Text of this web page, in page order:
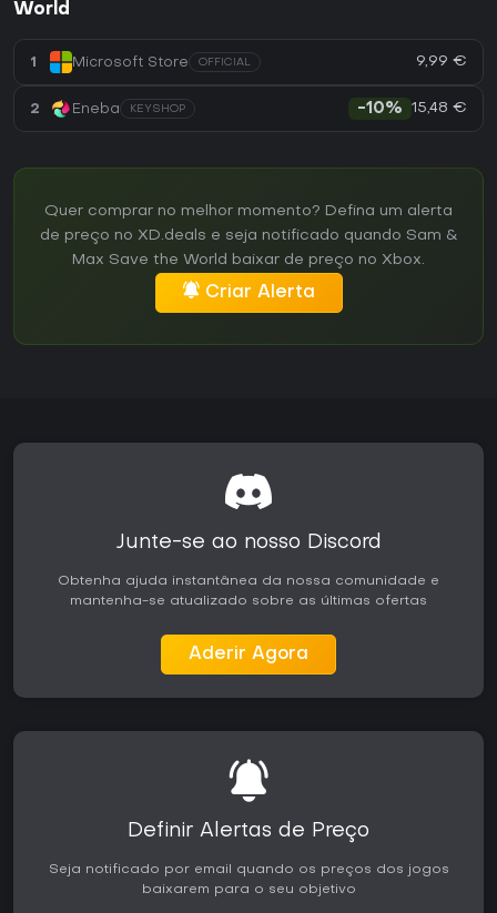
World
1 Microsoft Store OFFICIAL 9,99 €
2 Eneba KEYSHOP -10% 15,48 €
Quer comprar no melhor momento? Defina um alerta
de preço no XD.deals e seja notificado quando Sam &
Max Save the World baixar de preço no Xbox.
Criar Alerta
Junte-se ao nosso Discord
Obtenha ajuda instantânea da nossa comunidade e
mantenha-se atualizado sobre as últimas ofertas
Aderir Agora
Definir Alertas de Preço
Seja notificado por email quando os preços dos jogos
baixarem para o seu objetivo